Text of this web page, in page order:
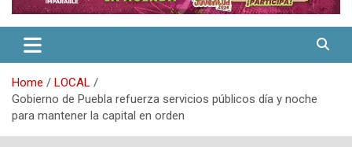
Home
LOCAL
Gobierno de Puebla refuerza servicios públicos día y noche
para mantener la capital en orden